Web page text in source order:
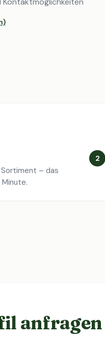
– das
2
anfragen